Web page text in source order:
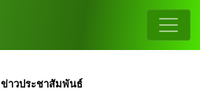
ข่าวประชาสัมพันธ์